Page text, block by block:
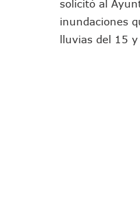
solicitó al
inundaciones
lluvias del 15